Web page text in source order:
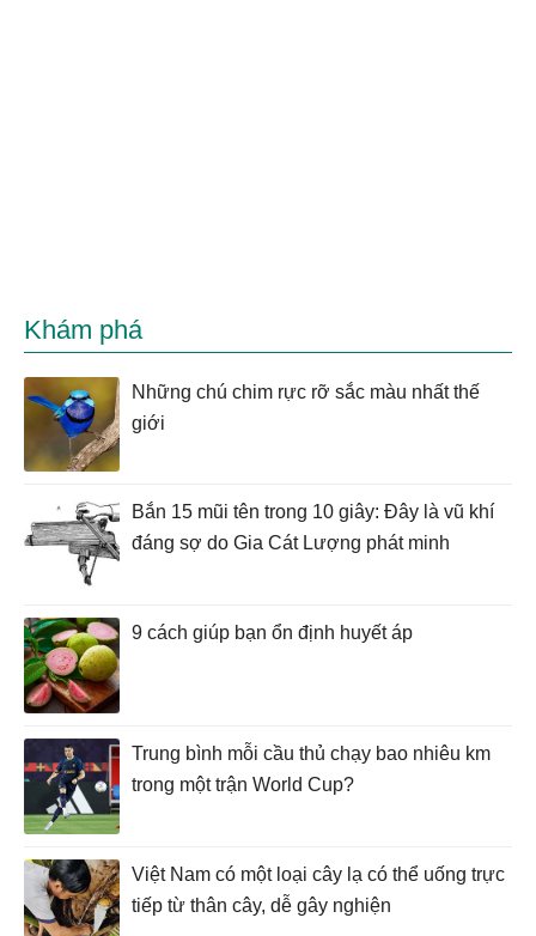
Khám phá
Những chú chim rực rỡ sắc màu nhất thế
giới
Bắn 15 mũi tên trong 10 giây: Đây là vũ khí
đáng sợ do Gia Cát Lượng phát minh
9 cách giúp bạn ổn định huyết áp
Trung bình mỗi cầu thủ chạy bao nhiêu km
trong một trận World Cup?
Việt Nam có một loại cây lạ có thể uống trực
tiếp từ thân cây, dễ gây nghiện